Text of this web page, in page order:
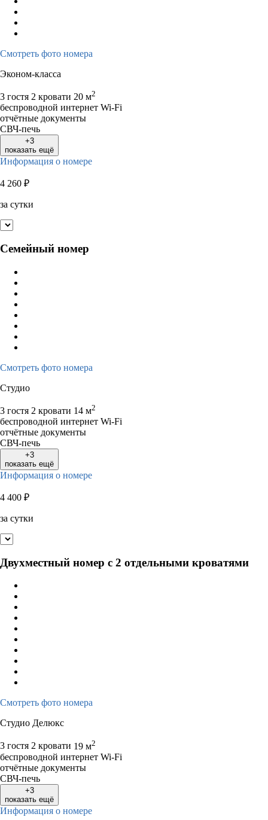
Смотреть фото номера
Эконом-класса
3 гостя 2 кровати 20 м2
беспроводной интернет Wi-Fi
отчётные документы
СВЧ-печь
+3
показать ещё
Информация о номере
4 260 ₽
за сутки
Семейный номер
Смотреть фото номера
Студио
3 гостя 2 кровати 14 м2
беспроводной интернет Wi-Fi
отчётные документы
СВЧ-печь
+3
показать ещё
Информация о номере
4 400 ₽
за сутки
Двухместный номер с 2 отдельными кроватями
Смотреть фото номера
Студио Делюкс
3 гостя 2 кровати 19 м2
беспроводной интернет Wi-Fi
отчётные документы
СВЧ-печь
+3
показать ещё
Информация о номере